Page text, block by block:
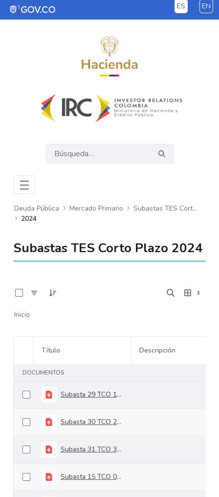
Saltar al contenido principal ES EN
Deuda Pública Mercado Primario
Subastas TES Corto Plazo
2024
Subastas TES Corto Plazo 2024
Inicio
Selección del elemento
Título Descripción
DOCUMENTOS
Subasta 29 TCO 16-07-2024
Subasta 30 TCO 23-07-2024
Subasta 31 TCO 30-07-2024
Subasta 15 TCO 09-04-2024